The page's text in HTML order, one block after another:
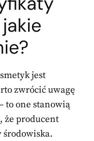
jest
zwrócić uwagę
to one stanowią
że producent
środowiska.